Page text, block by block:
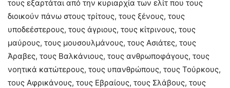
τους εξαρτάται από την κυριαρχία των ελίτ που τους
διοικούν πάνω στους τρίτους, τους ξένους, τους
υποδεέστερους, τους άγριους, τους κίτρινους, τους
μαύρους, τους μουσουλμάνους, τους Ασιάτες, τους
Άραβες, τους Βαλκάνιους, τους ανθρωποφάγους, τους
νοητικά κατώτερους, τους υπανθρώπους, τους Τούρκους,
τους Αφρικάνους, τους Εβραίους, τους Σλάβους, τους